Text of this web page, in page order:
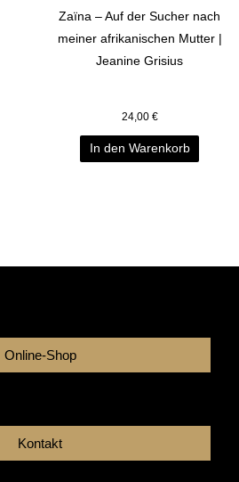
Zaïna – Auf der Sucher nach
meiner afrikanischen Mutter |
Jeanine Grisius
24,00 €
In den Warenkorb
Online-Shop
Kontakt